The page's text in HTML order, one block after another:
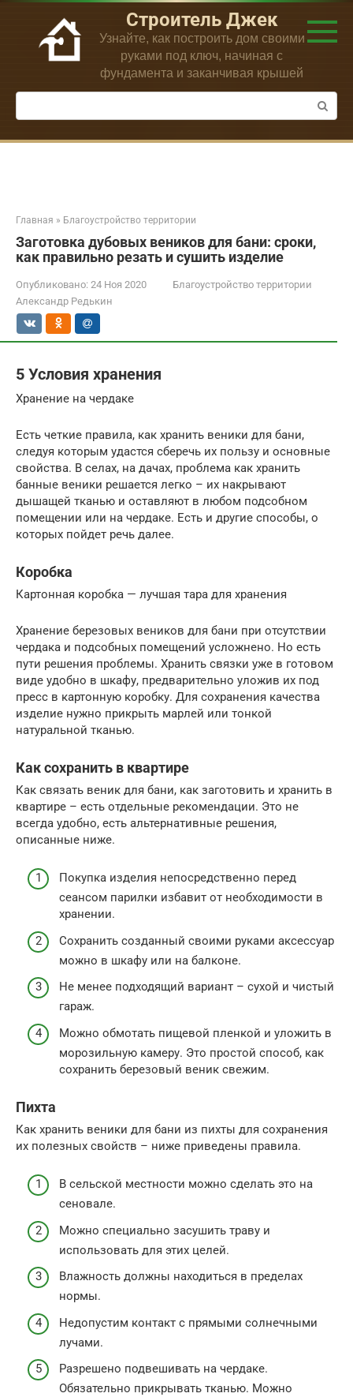
Перейти
контенту
Строитель Джек
Узнайте, как построить дом своими
руками под ключ, начиная с
фундамента и заканчивая крышей
Поиск:
Главная » Благоустройство территории
Заготовка дубовых веников для бани: сроки,
как правильно резать и сушить изделие
Опубликовано: 24 Ноя 2020
Благоустройство территории
Александр Редькин
5 Условия хранения
Хранение на чердаке
Есть четкие правила, как хранить веники для бани,
следуя которым удастся сберечь их пользу и основные
свойства. В селах, на дачах, проблема как хранить
банные веники решается легко – их накрывают
дышащей тканью и оставляют в любом подсобном
помещении или на чердаке. Есть и другие способы, о
которых пойдет речь далее.
Коробка
Картонная коробка — лучшая тара для хранения
Хранение березовых веников для бани при отсутствии
чердака и подсобных помещений усложнено. Но есть
пути решения проблемы. Хранить связки уже в готовом
виде удобно в шкафу, предварительно уложив их под
пресс в картонную коробку. Для сохранения качества
изделие нужно прикрыть марлей или тонкой
натуральной тканью.
Как сохранить в квартире
Как связать веник для бани, как заготовить и хранить в
квартире – есть отдельные рекомендации. Это не
всегда удобно, есть альтернативные решения,
описанные ниже.
Покупка изделия непосредственно перед
сеансом парилки избавит от необходимости в
хранении.
Сохранить созданный своими руками аксессуар
можно в шкафу или на балконе.
Не менее подходящий вариант – сухой и чистый
гараж.
Можно обмотать пищевой пленкой и уложить в
морозильную камеру. Это простой способ, как
сохранить березовый веник свежим.
Пихта
Как хранить веники для бани из пихты для сохранения
их полезных свойств – ниже приведены правила.
В сельской местности можно сделать это на
сеновале.
Можно специально засушить траву и
использовать для этих целей.
Влажность должны находиться в пределах
нормы.
Недопустим контакт с прямыми солнечными
лучами.
Разрешено подвешивать на чердаке.
Обязательно прикрывать тканью. Можно